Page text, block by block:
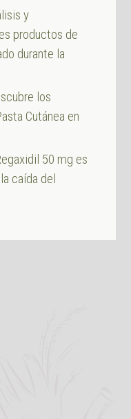
y
productos de
durante la
los
Cutánea en
50 mg es
caída del